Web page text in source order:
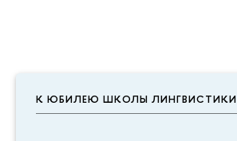
К ЮБИЛЕЮ ШКОЛЫ ЛИНГВИСТИКИ